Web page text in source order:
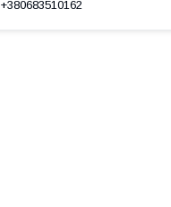
+380683510162